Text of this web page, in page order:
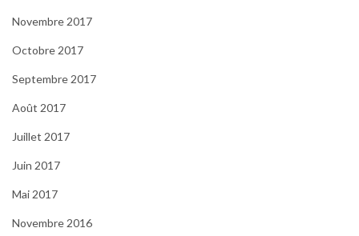
Novembre 2017
Octobre 2017
Septembre 2017
Août 2017
Juillet 2017
Juin 2017
Mai 2017
Novembre 2016